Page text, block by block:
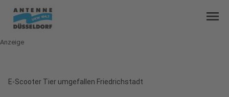
menu
Anzeige
E-Scooter Tier umgefallen Friedrichstadt